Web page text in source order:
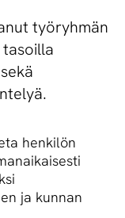
työryhmän
henkilön
ja kunnan